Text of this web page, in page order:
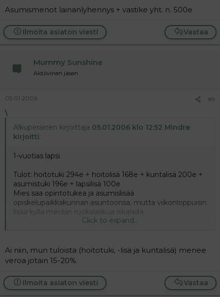
Asumismenot lainanlyhennys + vastike yht. n. 500e
Vastaa
Ilmoita asiaton viesti
Mummy Sunshine
Aktiivinen jäsen
05.01.2006 #9
\
Alkuperäinen kirjoittaja 05.01.2006 klo 12:52 Mindre
kirjoitti:
1-vuotias lapsi
Tulot: hoitotuki 294e + hoitolisä 168e + kuntalisä 200e +
asumistuki 196e + lapsilisä 100e
Mies saa opintotukea ja asumislisää
opiskelupaikkakunnan asuntoonsa, mutta viikonloppuisin
lisää kyllä meidän ruokalaskua aikalailla
Click to expand...
Ai niin, mun tuloista (hoitotuki, -lisä ja kuntalisä) menee
veroa jotain 15-20%.
Vastaa
Ilmoita asiaton viesti